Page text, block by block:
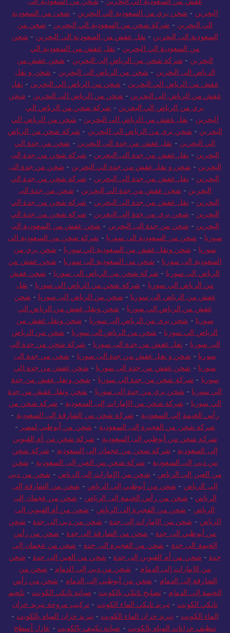
عفش من السعودية الي البحرين -شحن من السعودية الى
البحرين -شحن بري من السعودية الي البحرين -شحن من السعودية
الي البحرين -شركة شحن من السعودية الي البحرين -شحن من
السعودية الى البحرين -نقل عفش من السعودية الي البحرين -شحن
من السعودية الي البحرين -نقل عفش من السعودية الي
البحرين -شركة شحن من الرياض إلى البحرين
شحن عفش من
الرياض الى البحرين
شحن من الرياض الى البحرين
شحن و نقل
عفش من الرياض الي البحرين -شحن من الرياض الي البحرين -نقل
عفش من الرياض الى البحرين -شحن من الرياض الى البحرين -شحن
بري من الرياض الي البحرين -شركة شحن من الرياض الي
البحرين -نقل عفش من الرياض الى البحرين -شحن من الرياض الي
البحرين -شحن بري من الرياض الي البحرين -شركة شحن من الرياض
الي البحرين -نقل عفش من جدة الى البحرين -شحن من جدة الي
البحرين -نقل عفش من جدة الى البحرين -شركة شحن من جدة إلى
البحرين -شحن و نقل عفش من جدة الي البحرين -شحن من جدة الى
البحرين -نقل عفش من جدة الى البحرين -شركة شحن من جدة الي
البحرين -شحن عفش من جدة الي البحرين -شحن من جدة الى
البحرين -نقل عفش من جدة الى البحرين -شركة شحن من جدة الي
البحرين -شحن بري من جدة إلى البحرين -شركة شحن من جدة الي
البحرين -شحن من جدة الى البحرين
شحن عفش من السعودية الى
سوريا-شحن من السعودية الى سوريا-شركة شحن من السعودية الى
سوريا-شحن ونقل عفش من السعودية الي سوريا- شحن بري من
السعودية إلى سوريا-شحن من السعودية الى سوريا-شحن عفش من
الرياض الى سوريا-شركة شحن من الرياض الى سوريا -شحن عفش
من الرياض الي سوريا-شركة شحن من الرياض الي سوريا-نقل
عفش من الرياض الى سوريا-شحن من الرياض الى سوريا- شحن
عفش من الرياض الي سوريا -شحن ونقل عفش من الرياض الي
سوريا-شحن بري من الرياض إلى سوريا-شحن ونقل عفش من
الرياض الي سوريا-شحن من الرياض الى سوريا-شحن من الرياض
الى سوريا-نقل عفش من جدة الى سوريا -شركة شحن من جدة الى
سوريا-شحن و نقل عفش من جدة الى سوريا- شحن من جدة الى
سوريا-شحن عفش من جدة الى سوريا-شحن عفش من جدة الي
سوريا-شركة شحن من جدة الي سوريا-شحن ونقل عفش من جدة
الي سوريا-شحن بري من جدة إلى سوريا- شحن ونقل عفش من جدة
الي سوريا -شركة شحن من الإمارات إلى السعودية-شركة شحن من
رأس الخيمة إلى السعودية- شركة شحن من الشارقة إلى السعودية-
شركة شحن من الفجيرة إلى السعودية-شحن من أبوظبي لمصر-
شركة شحن من أبوظبي إلى السعودية- شركة شحن من أم القيوين
إلى السعودية-شركة شحن من عجمان إلى السعودية- شركة شحن
من دبي إلى السعودية -شركة شحن من العين إلى السعودية-شحن
من العين إلى الرياض -شحن من الإمارات إلى الرياض -شحن من دبي
إلى الرياض -شحن من أبوظبي إلى الرياض -شحن من الشارقة إلى
الرياض -شحن من رأس الخيمة إلى الرياض -شحن من عجمان إلى
الرياض -شحن من الفجيرة إلى الرياض -شحن من أم القيوين إلى
الرياض -شحن من الإمارات إلى جدة-شحن من دبي إلى جدة-شحن
من أبوظبي إلى جدة -شحن من الشارقة إلى جدة- شحن من رأس
الخيمة الى جدة-شحن من الفجيرة إلى جدة-شحن من عجمان إلى
جدة-شحن من أم القيوين إلى جدة-شحن من العين إلى جدة-شحن
من الإمارات إلى الدمام -شحن من دبي إلى الدمام -شحن من
الشارقة إلى الدمام
شحن من أبوظبي إلى الدمام -شحن من رأس
الخيمة إلى الدمام -تصليح تانكي بالكويت-صيانة تانكي الكويت-تلحيم
تانكي الكويت-تبريد تانكي الماء الكويت- تركيب مروحة تبريد خزان
الماء الكويت-تبريد خزان الماء الكويت- تبريد خزان المياه بالكويت-